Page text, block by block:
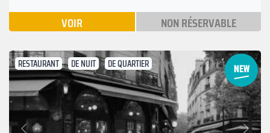
VOIR NON RÉSERVABLE
RESTAURANT DE NUIT DE QUARTIER
Suivant